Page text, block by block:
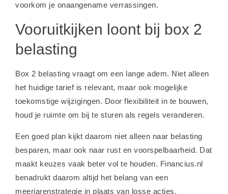
voorkom je onaangename verrassingen.
Vooruitkijken loont bij box 2
belasting
Box 2 belasting vraagt om een lange adem. Niet alleen
het huidige tarief is relevant, maar ook mogelijke
toekomstige wijzigingen. Door flexibiliteit in te bouwen,
houd je ruimte om bij te sturen als regels veranderen.
Een goed plan kijkt daarom niet alleen naar belasting
besparen, maar ook naar rust en voorspelbaarheid. Dat
maakt keuzes vaak beter vol te houden. Financius.nl
benadrukt daarom altijd het belang van een
meerjarenstrategie in plaats van losse acties.